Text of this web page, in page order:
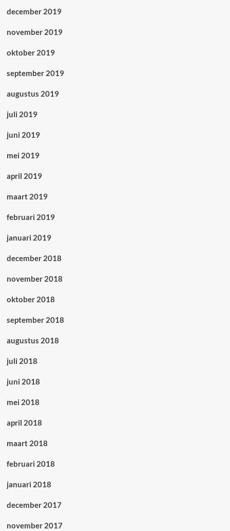
december 2019
november 2019
oktober 2019
september 2019
augustus 2019
juli 2019
juni 2019
mei 2019
april 2019
maart 2019
februari 2019
januari 2019
december 2018
november 2018
oktober 2018
september 2018
augustus 2018
juli 2018
juni 2018
mei 2018
april 2018
maart 2018
februari 2018
januari 2018
december 2017
november 2017